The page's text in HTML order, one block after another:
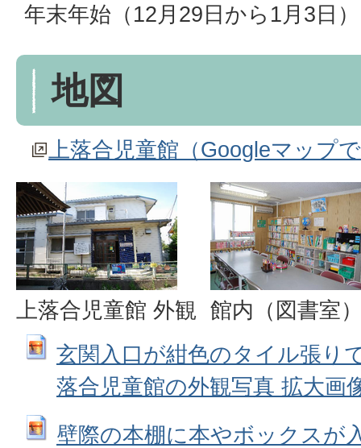
年末年始（12月29日から1月3日）
地図
上落合児童館（Googleマップ
上落合児童館 外観 館内（図書室
玄関入口が紺色のタイル張り
落合児童館の外観写真 拡大画
壁際の本棚に本やボックスが